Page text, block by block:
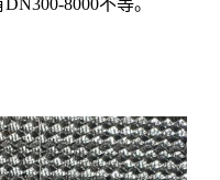
DN300-8000不等。